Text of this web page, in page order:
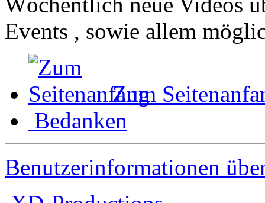
Events , sowie allem
Zum
Bedanken
Benutzerinformationen